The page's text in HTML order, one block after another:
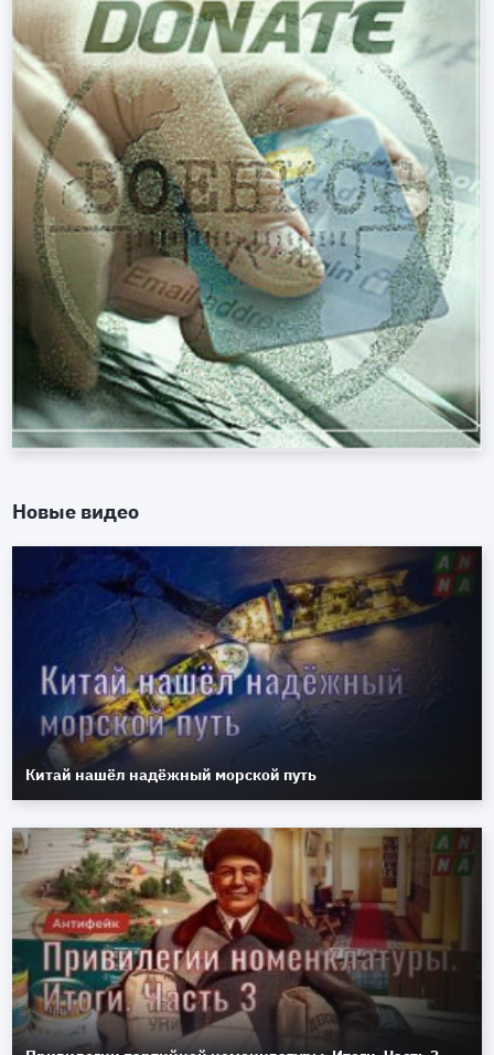
Новые видео
Китай нашёл надёжный морской путь